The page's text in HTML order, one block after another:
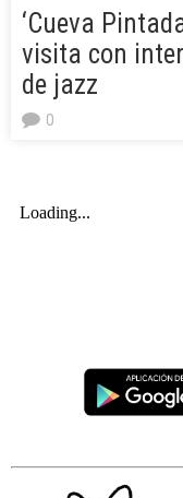
‘Cueva
visita con
de jazz
0